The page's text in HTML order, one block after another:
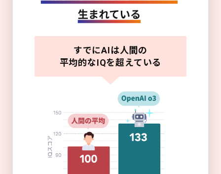
すでにAIは人間の
平均的なIQを超えている